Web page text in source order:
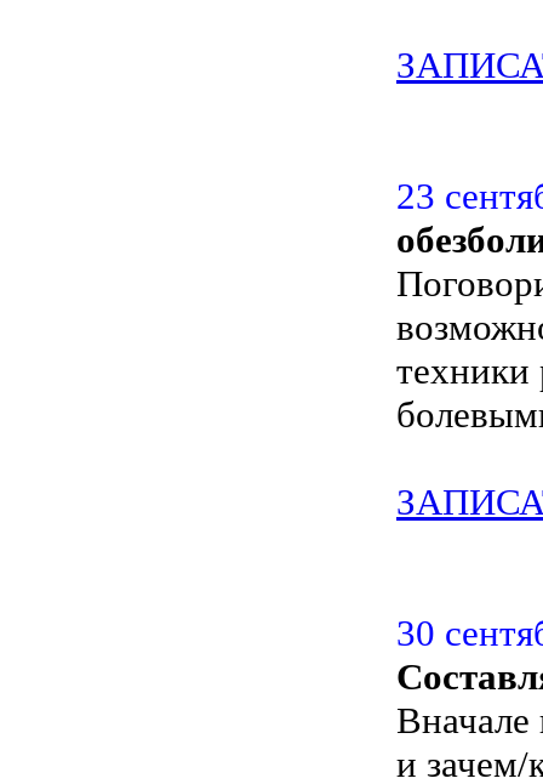
23
техники
30
Вначале
и